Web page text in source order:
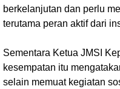
berkelanjutan dan perlu
terutama peran aktif dari
Sementara Ketua JMSI
kesempatan itu
selain memuat kegiatan